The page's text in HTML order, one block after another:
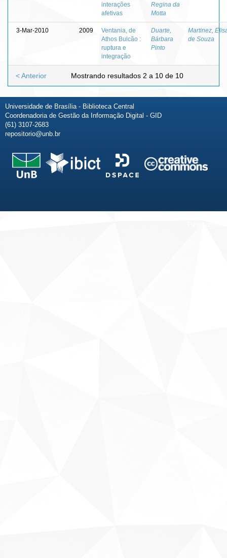
interações
afetivas
Regina da
Motta
3-Mar-2010 2009
Ventania, de
Athos Bulcão :
ruptura e
integração
Duarte,
Bárbara
Pinto
Martinez,
de Souza
Mostrando resultados 2 a 10 de 10
< Anterior
Universidade de Brasília - Biblioteca Central
Coordenadoria de Gestão da Informação Digital - GID
(61) 3107-2683
repositorio@unb.br